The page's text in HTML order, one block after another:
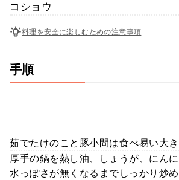
コショウ
料理を安全に楽しむための注意事項
手順
茹でたけのこと豚小間は食べ易い大き
厚手の鍋を熱し油、しょうが、にんに
水っぽさが無くなるまでしっかり炒め